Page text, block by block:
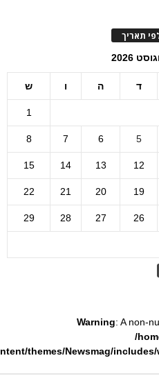
תאריך
2026
ד ה ו ש
1
5
6
7
8
12
13
14
15
19
20
21
22
26
27
28
29
Warning: A non-
/
themes/Newsmag/